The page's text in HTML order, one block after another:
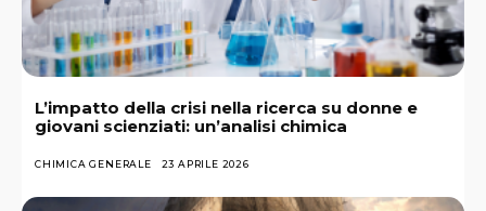
L’impatto della crisi nella ricerca su donne e
giovani scienziati: un’analisi chimica
CHIMICA GENERALE 23 APRILE 2026